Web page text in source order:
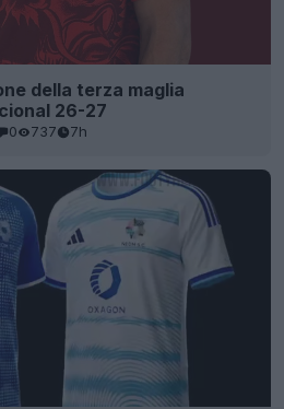
della terza maglia
26-27
0 737 7h